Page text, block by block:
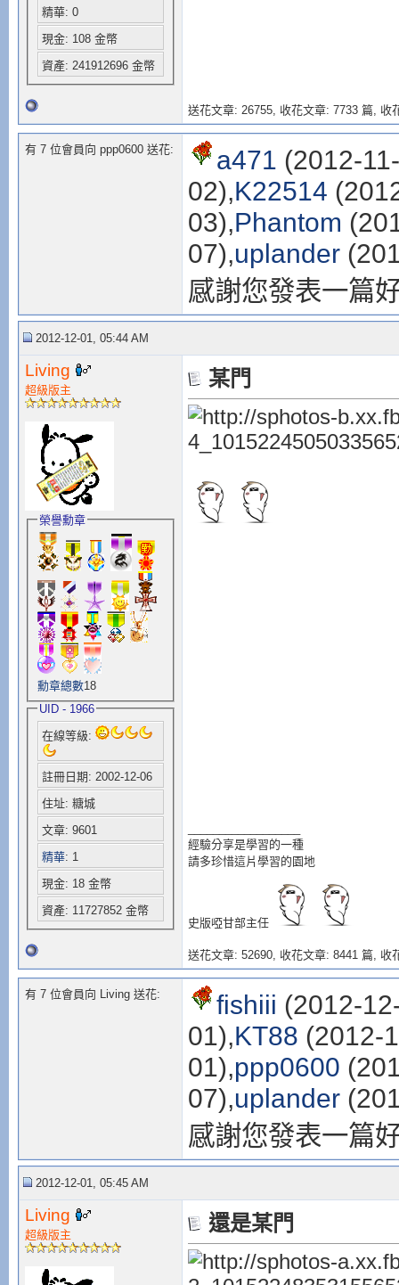
精華: 0
現金: 108 金幣
資產: 241912696 金幣
送花文章: 26755, 收花文章: 7733 篇, 收
有 7 位會員向 ppp0600 送花: a471 (2012-
02),K22514
03),Phantom
07),uplander
感謝您發表一篇
2012-12-01, 05:44 AM
Living
超級版主
榮譽勳章
勳章總數18
UID - 1966
在線等級:
註冊日期: 2002-12-06
住址: 糖城
文章: 9601
精華: 1
現金: 18 金幣
資產: 11727852 金幣
某門
經驗分享是學習的一種
請多珍惜這片學習的園地
史版啞甘部主任
送花文章: 52690, 收花文章: 8441 篇, 收
有 7 位會員向 Living 送花: fishiii (2012-
01),KT88 (2012-
01),ppp0600
07),uplander
感謝您發表一篇
2012-12-01, 05:45 AM
Living
超級版主 還是某門